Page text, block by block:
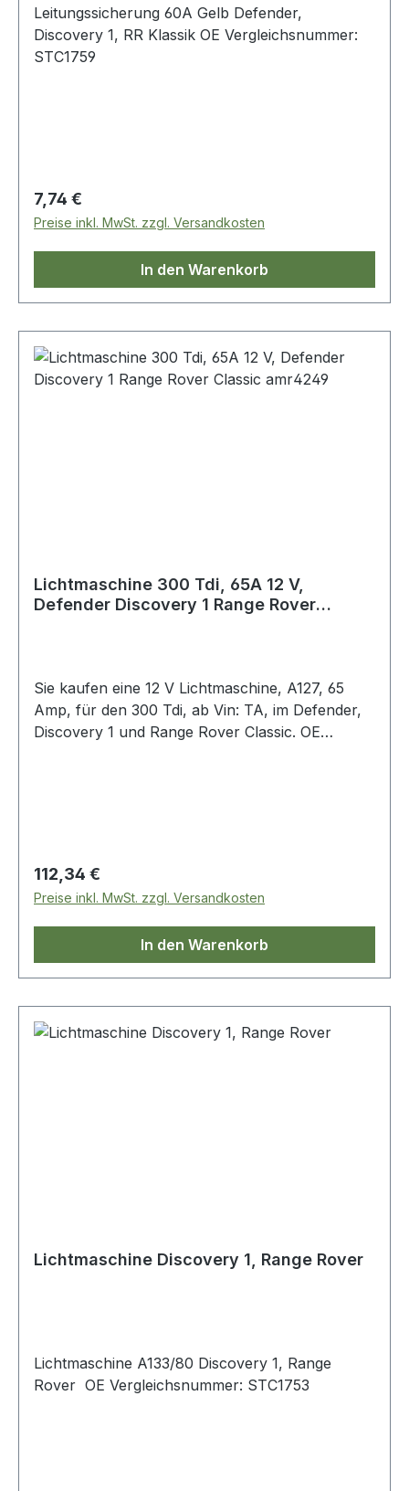
Leitungssicherung 60A Gelb Defender,
Discovery 1, RR Klassik OE Vergleichsnummer:
STC1759
Regulärer Preis:
7,74 €
Preise inkl. MwSt. zzgl. Versandkosten
In den Warenkorb
Lichtmaschine 300 Tdi, 65A 12 V,
Defender Discovery 1 Range Rover
Sie kaufen eine 12 V Lichtmaschine, A127, 65
Amp, für den 300 Tdi, ab Vin: TA, im Defender,
Discovery 1 und Range Rover Classic. OE
Regulärer Preis:
112,34 €
Preise inkl. MwSt. zzgl. Versandkosten
In den Warenkorb
Lichtmaschine Discovery 1, Range Rover
Lichtmaschine A133/80 Discovery 1, Range
Rover OE Vergleichsnummer: STC1753